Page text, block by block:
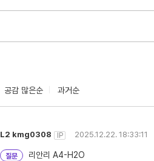
공감 많은순 과거순
L2 kmg0308 IP 2025.12.22. 18:33:11
질문
리안리 A4-H2O